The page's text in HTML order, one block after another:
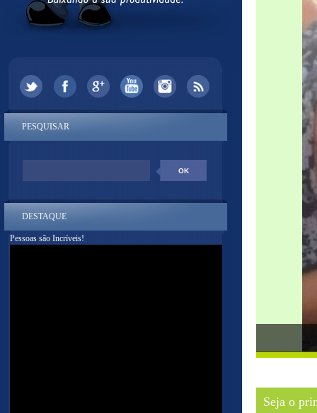
Seja o
PESQUISAR
DESTAQUE
Pessoas são Incríveis!